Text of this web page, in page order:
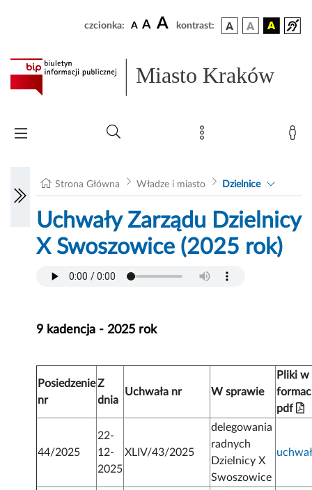
czcionka: A A A kontrast:
Miasto Kraków
Strona Główna Władze i miasto Dzielnice
Uchwały Zarządu Dzielnicy
X Swoszowice (2025 rok)
9 kadencja - 2025 rok
Posiedzenie
nr
Z
dnia
Uchwała nr W sprawie
Pliki w
pdf
44/2025
22-
12-
2025
XLIV/43/2025
delegowania
radnych
Dzielnicy X
Swoszowice